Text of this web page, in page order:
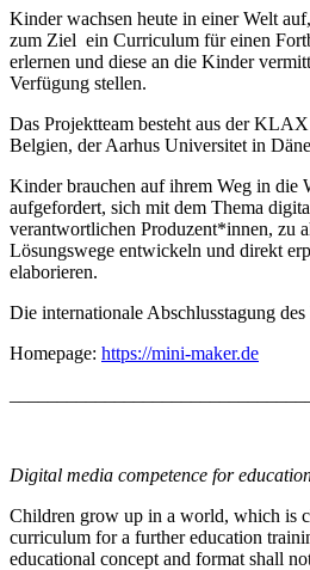
Kinder wachsen heute in einer Welt
zum Ziel ein Curriculum für einen
erlernen und diese an die Kinder
Verfügung stellen.
Das Projektteam besteht aus der
Belgien, der Aarhus Universitet in
Kinder brauchen auf ihrem Weg in die
aufgefordert, sich mit dem Thema
verantwortlichen Produzent*innen, zu
Lösungswege entwickeln und direkt
elaborieren.
Die internationale Abschlusstagung
Homepage: https://mini-maker.de
Digital media competence for
Children grow up in a world, which is
curriculum for a further education
educational concept and format shall